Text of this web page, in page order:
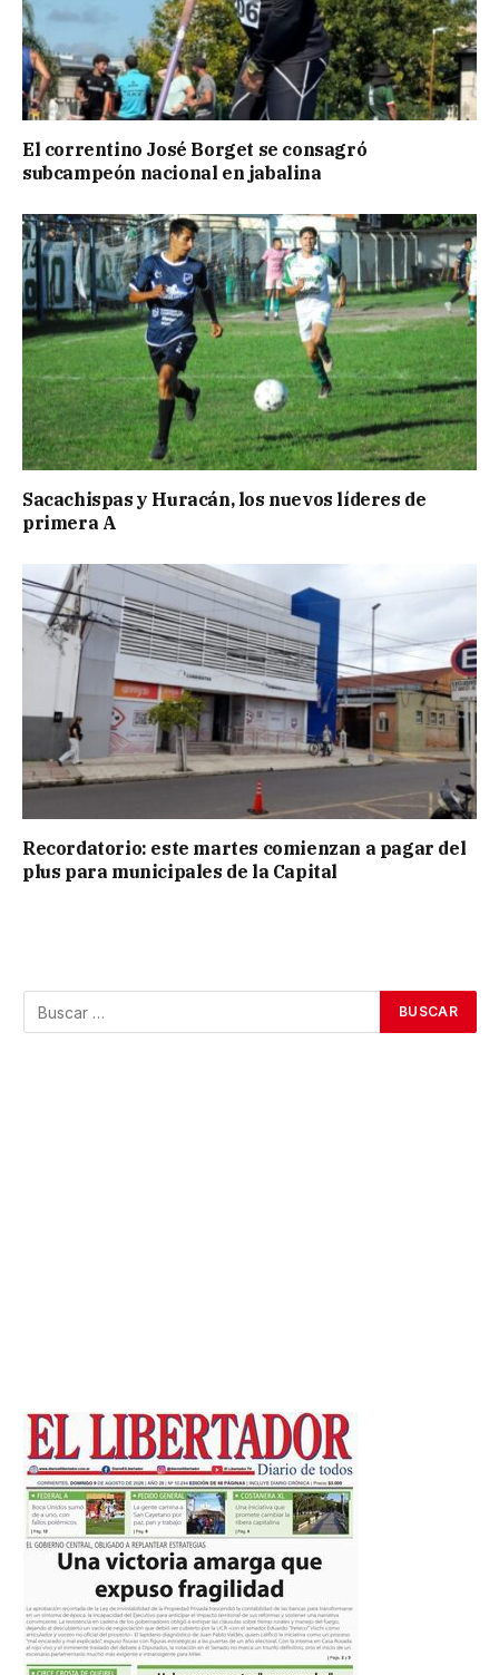
El correntino José Borget se consagró
subcampeón nacional en jabalina
Sacachispas y Huracán, los nuevos líderes de
primera A
Recordatorio: este martes comienzan a pagar del
plus para municipales de la Capital